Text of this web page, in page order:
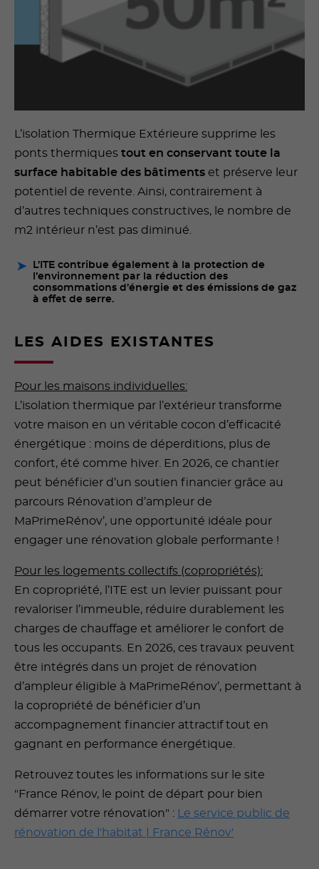
L’isolation Thermique Extérieure supprime les
ponts thermiques tout en conservant toute la
surface habitable des bâtiments et préserve leur
potentiel de revente. Ainsi, contrairement à
d’autres techniques constructives, le nombre de
m2 intérieur n’est pas diminué.
L’ITE contribue également à la protection de
l’environnement par la réduction des
consommations d’énergie et des émissions de gaz
à effet de serre.
LES AIDES EXISTANTES
Pour les maisons individuelles:
L’isolation thermique par l’extérieur transforme
votre maison en un véritable cocon d’efficacité
énergétique : moins de déperditions, plus de
confort, été comme hiver. En 2026, ce chantier
peut bénéficier d’un soutien financier grâce au
parcours Rénovation d’ampleur de
MaPrimeRénov’, une opportunité idéale pour
engager une rénovation globale performante !
Pour les logements collectifs (copropriétés):
En copropriété, l’ITE est un levier puissant pour
revaloriser l’immeuble, réduire durablement les
charges de chauffage et améliorer le confort de
tous les occupants. En 2026, ces travaux peuvent
être intégrés dans un projet de rénovation
d’ampleur éligible à MaPrimeRénov’, permettant à
la copropriété de bénéficier d’un
accompagnement financier attractif tout en
gagnant en performance énergétique.
Retrouvez toutes les informations sur le site
"France Rénov, le point de départ pour bien
démarrer votre rénovation" :
Le service public de
rénovation de l'habitat | France Rénov'